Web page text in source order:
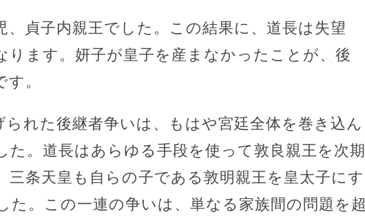
、貞子内親王でした。この結果に、道長は失望
ります。妍子が皇子を産まなかったことが、後
。
れた後継者争いは、もはや宮廷全体を巻き込ん
た。道長はあらゆる手段を使って敦良親王を次期
条天皇も自らの子である敦明親王を皇太子にす
た。この一連の争いは、単なる家族間の問題を超